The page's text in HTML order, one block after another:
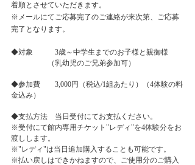
着順とさせていただきます。
※メールにてご応募完了のご連絡が来次第、ご応募
完了となります。
◆対象　　　3歳～中学生までのお子様と親御様
（乳幼児のご兄弟参加可）
◆参加費　　3,000円（税込/1組あたり）（4体験の料
金込み）
◆支払方法　当日受付にてお支払ください。
※受付にて館内専用チケット"レディ"を4体験分をお
渡しします。
※"レディ"は当日追加購入することも可能です。
※払い戻しはできかねますので、ご使用分のご購入